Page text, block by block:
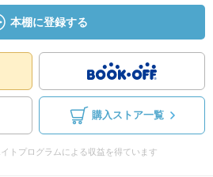
本棚に登録する
購入ストア一覧
トプログラムによる収益を得ています